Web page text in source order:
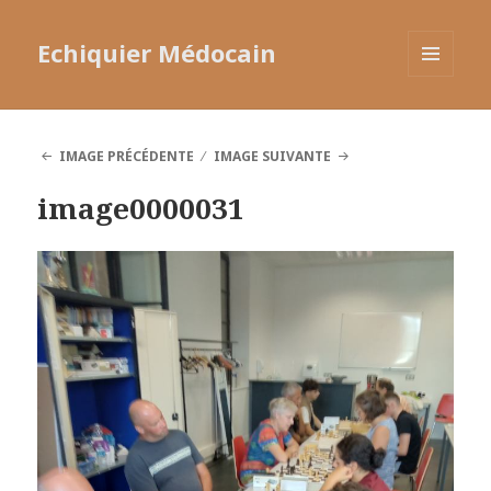
Echiquier Médocain
IMAGE PRÉCÉDENTE
IMAGE SUIVANTE
image0000031